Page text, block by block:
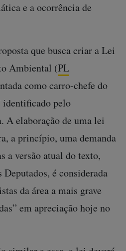
e a ocorrência de
que busca criar a Lei
Ambiental (PL
como carro-chefe do
identificado pelo
A elaboração de uma lei
a princípio, uma demanda
a versão atual do texto,
é considerada
da área a mais grave
em apreciação hoje no